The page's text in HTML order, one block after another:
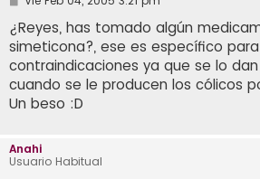
n
s
a
j
e
¿Reyes, has tomado algún
simeticona?, ese es específico
contraindicaciones ya que se lo
cuando se le producen los cólicos
Un beso :D
Anahi
Usuario Habitual